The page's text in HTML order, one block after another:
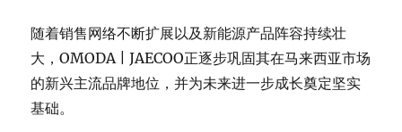
随着销售网络不断扩展以及新能源产品阵容持续壮
大，OMODA | JAECOO正逐步巩固其在马来西亚市场
的新兴主流品牌地位，并为未来进一步成长奠定坚实
基础。